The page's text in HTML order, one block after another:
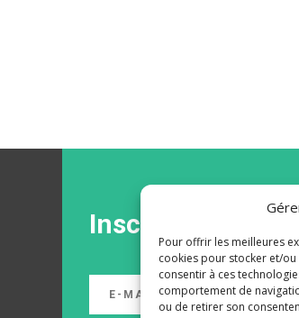
Pour offrir les meilleures
cookies pour stocker et/
consentir à ces
comportement de
ou de retirer son
Inscrivez-vous à